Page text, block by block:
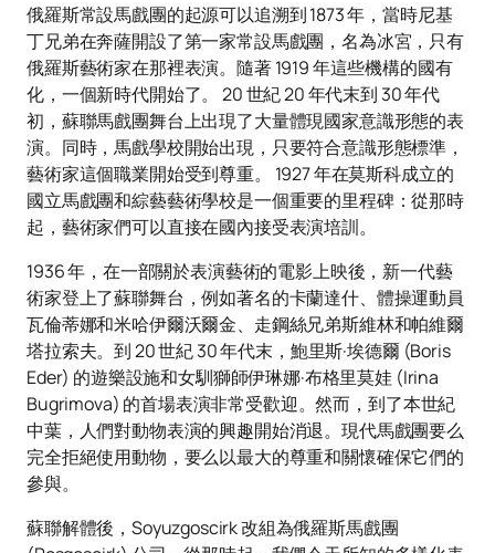
俄羅斯常設馬戲團的起源可以追溯到 1873 年，當時尼基
丁兄弟在奔薩開設了第一家常設馬戲團，名為冰宮，只有
俄羅斯藝術家在那裡表演。隨著 1919 年這些機構的國有
化，一個新時代開始了。 20 世紀 20 年代末到 30 年代
初，蘇聯馬戲團舞台上出現了大量體現國家意識形態的表
演。同時，馬戲學校開始出現，只要符合意識形態標準，
藝術家這個職業開始受到尊重。 1927 年在莫斯科成立的
國立馬戲團和綜藝藝術學校是一個重要的里程碑：從那時
起，藝術家們可以直接在國內接受表演培訓。
1936 年，在一部關於表演藝術的電影上映後，新一代藝
術家登上了蘇聯舞台，例如著名的卡蘭達什、體操運動員
瓦倫蒂娜和米哈伊爾沃爾金、走鋼絲兄弟斯維林和帕維爾
塔拉索夫。到 20 世紀 30 年代末，鮑里斯·埃德爾 (Boris
Eder) 的遊樂設施和女馴獅師伊琳娜·布格里莫娃 (Irina
Bugrimova) 的首場表演非常受歡迎。然而，到了本世紀
中葉，人們對動物表演的興趣開始消退。現代馬戲團要么
完全拒絕使用動物，要么以最大的尊重和關懷確保它們的
參與。
蘇聯解體後，Soyuzgoscirk 改組為俄羅斯馬戲團